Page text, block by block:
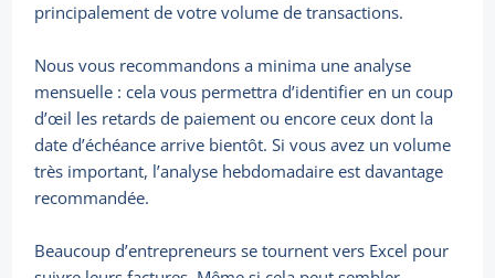
principalement de votre volume de transactions.
Nous vous recommandons a minima une analyse
mensuelle : cela vous permettra d’identifier en un coup
d’œil les retards de paiement ou encore ceux dont la
date d’échéance arrive bientôt. Si vous avez un volume
très important, l’analyse hebdomadaire est davantage
recommandée.
Beaucoup d’entrepreneurs se tournent vers Excel pour